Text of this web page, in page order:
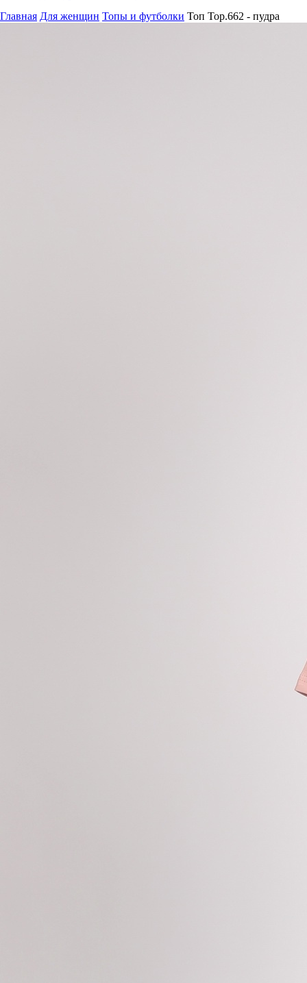
Главная Для женщин Топы и футболки Топ Top.662 - пудра